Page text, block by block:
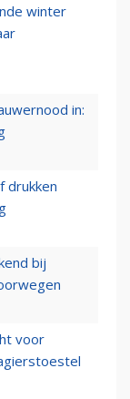
winter
in:
drukken
bij
voor